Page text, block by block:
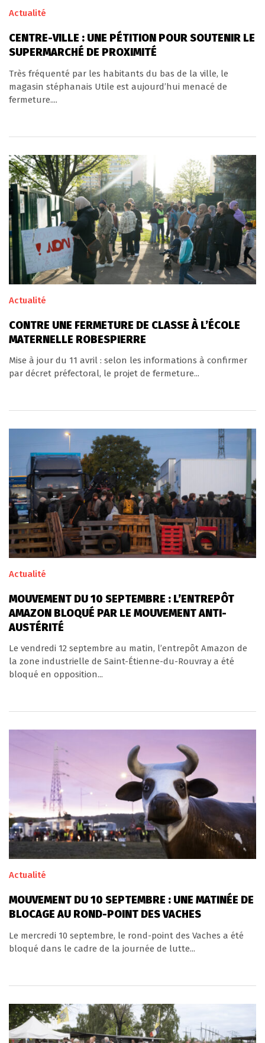
Actualité
CENTRE-VILLE : UNE PÉTITION POUR SOUTENIR LE
SUPERMARCHÉ DE PROXIMITÉ
Très fréquenté par les habitants du bas de la ville, le
magasin stéphanais Utile est aujourd’hui menacé de
fermeture....
Actualité
CONTRE UNE FERMETURE DE CLASSE À L’ÉCOLE
MATERNELLE ROBESPIERRE
Mise à jour du 11 avril : selon les informations à confirmer
par décret préfectoral, le projet de fermeture...
Actualité
MOUVEMENT DU 10 SEPTEMBRE : L’ENTREPÔT
AMAZON BLOQUÉ PAR LE MOUVEMENT ANTI-
AUSTÉRITÉ
Le vendredi 12 septembre au matin, l’entrepôt Amazon de
la zone industrielle de Saint-Étienne-du-Rouvray a été
bloqué en opposition...
Actualité
MOUVEMENT DU 10 SEPTEMBRE : UNE MATINÉE DE
BLOCAGE AU ROND-POINT DES VACHES
Le mercredi 10 septembre, le rond-point des Vaches a été
bloqué dans le cadre de la journée de lutte...